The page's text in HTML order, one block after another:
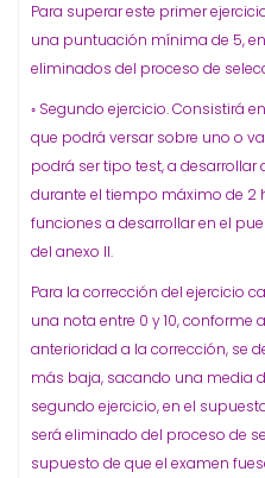
Para superar este primer
una puntuación mínima de 5,
eliminados del proceso de
◦ Segundo ejercicio. Consistirá
que podrá versar sobre uno o
podrá ser tipo test, a desarrollar
durante el tiempo máximo de 2
funciones a desarrollar en el
del anexo II.
Para la corrección del ejercicio
una nota entre 0 y 10, conforme
anterioridad a la corrección, se
más baja, sacando una media
segundo ejercicio, en el
será eliminado del proceso de
supuesto de que el examen